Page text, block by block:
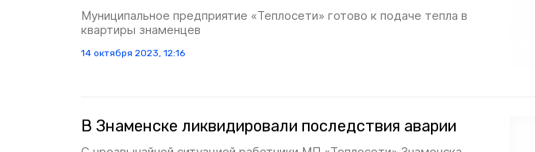
Муниципальное предприятие «Теплосети» готово к подаче тепла в
квартиры знаменцев
14 октября 2023, 12:16
В Знаменске ликвидировали последствия аварии